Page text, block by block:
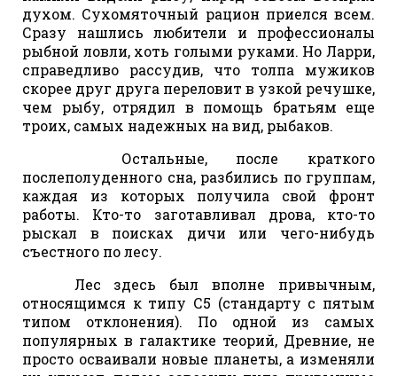
духом. Сухомяточный рацион приелся всем.
Сразу нашлись любители и профессионалы
рыбной ловли, хоть голыми руками. Но Ларри,
справедливо рассудив, что толпа мужиков
скорее друг друга переловит в узкой речушке,
чем рыбу, отрядил в помощь братьям еще
троих, самых надежных на вид, рыбаков.
Остальные, после краткого
послеполуденного сна, разбились по группам,
каждая из которых получила свой фронт
работы. Кто-то заготавливал дрова, кто-то
рыскал в поисках дичи или чего-нибудь
съестного по лесу.
Лес здесь был вполне привычным,
относящимся к типу С5 (стандарту с пятым
типом отклонения). По одной из самых
популярных в галактике теорий, Древние, не
просто осваивали новые планеты, а изменяли